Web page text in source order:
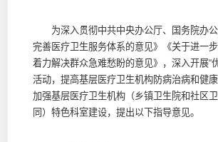
为深入贯彻中共中央办公厅、国务院办公
完善医疗卫生服务体系的意见》《关于进一
着力解决群众急难愁盼的意见》，深入开展“
活动，提高基层医疗卫生机构防病治病和健
加强基层医疗卫生机构（乡镇卫生院和社区
同）特色科室建设，提出以下指导意见。